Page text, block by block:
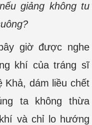
giảng không tu
giờ được nghe
khí của tráng sĩ
Khả, dám liều chết
ta không thừa
và chỉ lo hướng